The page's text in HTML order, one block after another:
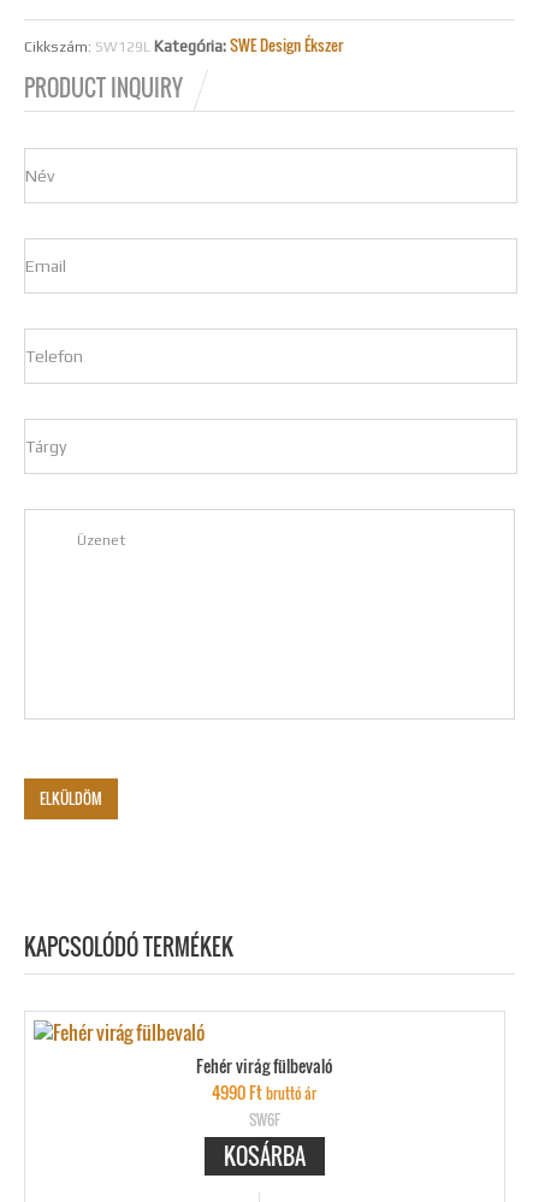
MENNYISÉG
Cikkszám: SW129L Kategória: SWE Design Ékszer
PRODUCT INQUIRY
KAPCSOLÓDÓ TERMÉKEK
Fehér virág fülbevaló
4990Ftbruttó ár
SW6F
KOSÁRBA